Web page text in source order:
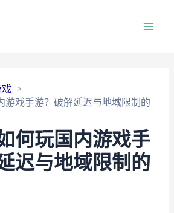
戏
游戏手游？破解延迟与地域限制的
何玩国内游戏手
迟与地域限制的